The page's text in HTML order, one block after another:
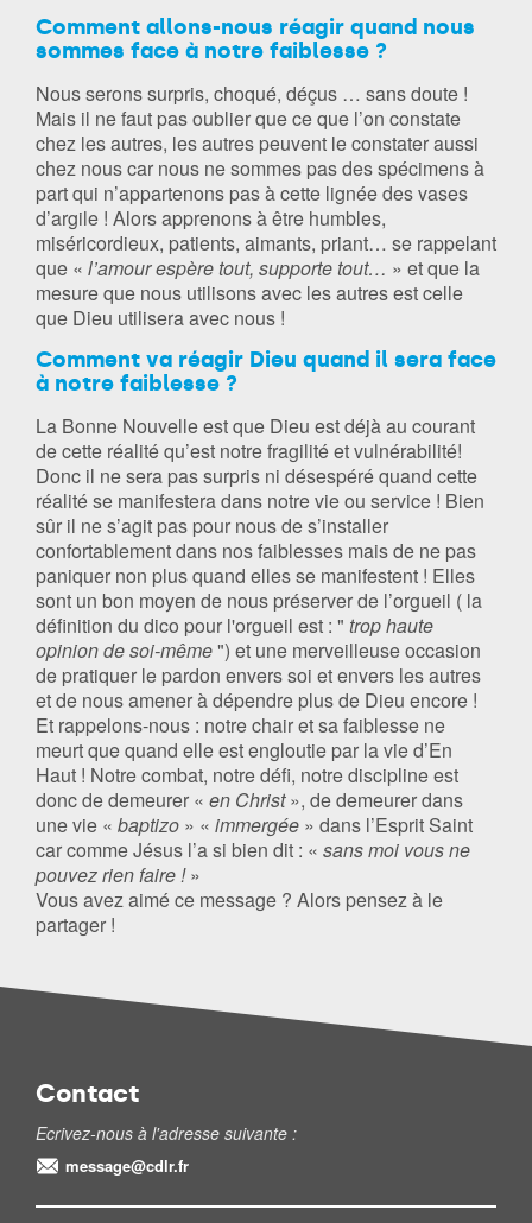
Comment allons-nous réagir quand nous
sommes face à notre faiblesse ?
Nous serons surpris, choqué, déçus … sans doute !
Mais il ne faut pas oublier que ce que l’on constate
chez les autres, les autres peuvent le constater aussi
chez nous car nous ne sommes pas des spécimens à
part qui n’appartenons pas à cette lignée des vases
d’argile ! Alors apprenons à être humbles,
miséricordieux, patients, aimants, priant… se rappelant
que « l’amour espère tout, supporte tout… » et que la
mesure que nous utilisons avec les autres est celle
que Dieu utilisera avec nous !
Comment va réagir Dieu quand il sera face
à notre faiblesse ?
La Bonne Nouvelle est que Dieu est déjà au courant
de cette réalité qu’est notre fragilité et vulnérabilité!
Donc il ne sera pas surpris ni désespéré quand cette
réalité se manifestera dans notre vie ou service ! Bien
sûr il ne s’agit pas pour nous de s’installer
confortablement dans nos faiblesses mais de ne pas
paniquer non plus quand elles se manifestent ! Elles
sont un bon moyen de nous préserver de l’orgueil ( la
définition du dico pour l'orgueil est : " trop haute
opinion de soi-même") et une merveilleuse occasion
de pratiquer le pardon envers soi et envers les autres
et de nous amener à dépendre plus de Dieu encore !
Et rappelons-nous : notre chair et sa faiblesse ne
meurt que quand elle est engloutie par la vie d’En
Haut ! Notre combat, notre défi, notre discipline est
donc de demeurer « en Christ», de demeurer dans
une vie « baptizo » « immergée » dans l’Esprit Saint
car comme Jésus l’a si bien dit : « sans moi vous ne
pouvez rien faire !»
Vous avez aimé ce message ? Alors pensez à le
partager !
Contact
Ecrivez-nous à l'adresse suivante :
message@cdlr.fr